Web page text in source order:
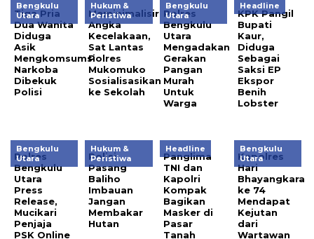
Bengkulu
Utara
Tiga Pria
Dua Wanita
Diduga
Asik
Mengkomsumsi
Narkoba
Dibekuk
Polisi
Hukum &
Peristiwa
Meminimalisir
Angka
Kecelakaan,
Sat Lantas
Polres
Mukomuko
Sosialisasikan
ke Sekolah
Bengkulu
Utara
Polres
Bengkulu
Utara
Mengadakan
Gerakan
Pangan
Murah
Untuk
Warga
Headline
KPK Pangil
Bupati
Kaur,
Diduga
Sebagai
Saksi EP
Ekspor
Benih
Lobster
Bengkulu
Utara
Polres
Bengkulu
Utara
Press
Release,
Mucikari
Penjaja
PSK Online
Hukum &
Peristiwa
Polisi
Pasang
Baliho
Imbauan
Jangan
Membakar
Hutan
Headline
Panglima
TNI dan
Kapolri
Kompak
Bagikan
Masker di
Pasar
Tanah
Bengkulu
Utara
Kapolres
Hari
Bhayangkara
ke 74
Mendapat
Kejutan
dari
Wartawan